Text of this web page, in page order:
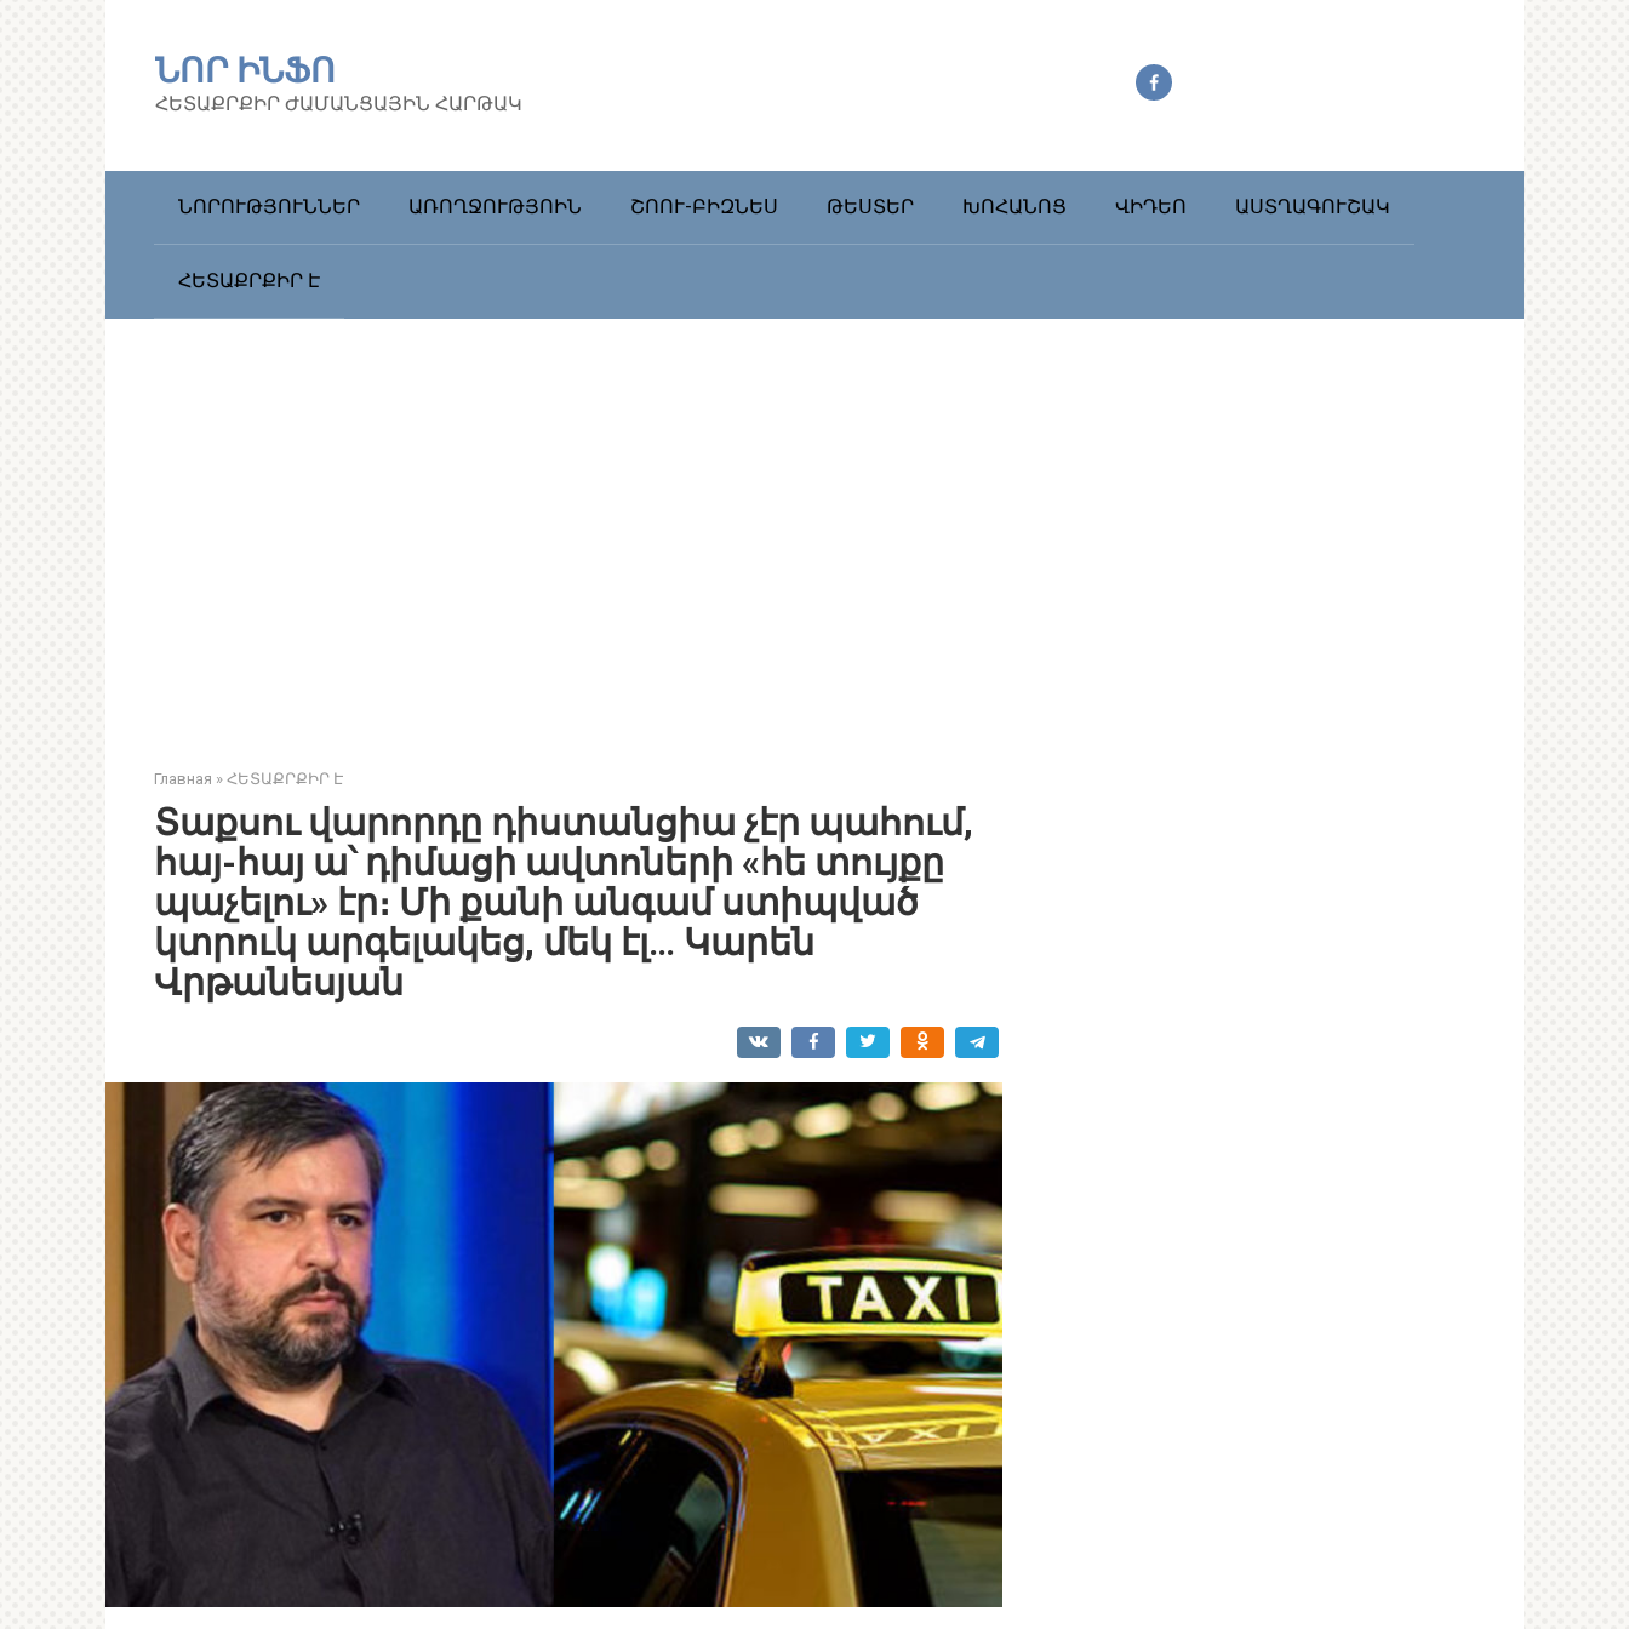
ՆՈՐ ԻՆՖՈ
ՀԵՏԱՔՐՔԻՐ ԺԱՄԱՆՑԱՅԻՆ ՀԱՐԹԱԿ
ՆՈՐՈՒԹՅՈՒՆՆԵՐ ԱՌՈՂՋՈՒԹՅՈԻՆ ՇՈՈՒ-ԲԻԶՆԵՍ ԹԵՍՏԵՐ ԽՈՀԱՆՈՑ ՎԻԴԵՈ ԱՍՏՂԱԳՈՒՇԱԿ
ՀԵՏԱՔՐՔԻՐ Է
Главная » ՀԵՏԱՔՐՔԻՐ Է
Տաքսու վարորդը դիստանցիա չէր պահում,
հայ-հայ ա՝ դիմացի ավտոների «հե տույքը
պաչելու» էր։ Մի քանի անգամ ստիպված
կտրուկ արգելակեց, մեկ էլ… Կարեն
Վրթանեսյան